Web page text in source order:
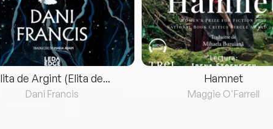
de Argint (Elita de...
Dani Francis
Hamnet
Maggie O'Farrell